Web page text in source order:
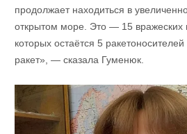
продолжает находиться в
открытом море. Это — 15 вражеских
которых остаётся 5
ракет», — сказала Гуменюк.